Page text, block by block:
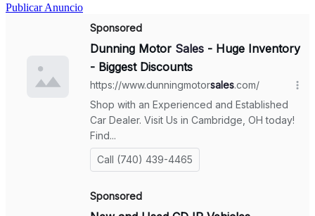
Publicar Anuncio